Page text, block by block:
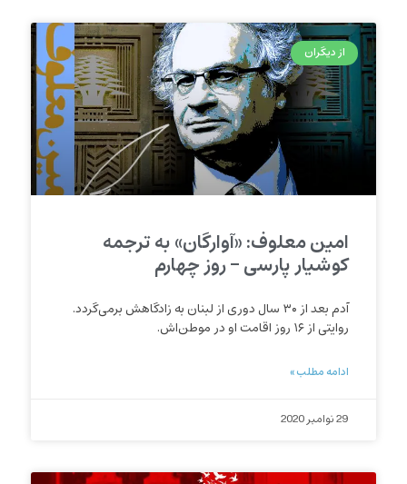
از دیگران
امین معلوف: «آوارگان» به ترجمه
کوشیار پارسی – روز چهارم
آدم بعد از ۳۰ سال دوری از لبنان به زادگاهش برمی‌گردد.
روایتی از ۱۶ روز اقامت او در موطن‌اش.
ادامه مطلب »
29 نوامبر 2020